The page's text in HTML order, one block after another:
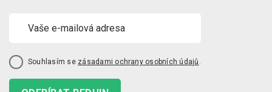
Souhlasím se zásadami ochrany osobních údajů .